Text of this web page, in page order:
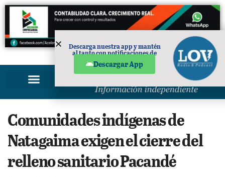
PUBLICIDAD
Comunidades indígenas de
Natagaima exigen el cierre del
relleno sanitario Pacandé
Descarga nuestra app y mantén
al tanto con notificaciones de
Descargar App